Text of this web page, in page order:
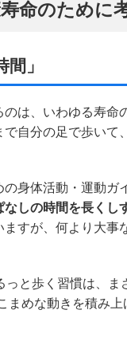
命のために
」
は、いわゆる寿命
自分の足で歩いて
身体活動・運動ガ
なしの時間を長くし
すが、何より大事
と歩く習慣は、ま
まめな動きを積み